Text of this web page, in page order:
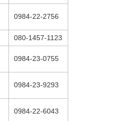
0984-22-2756
080-1457-1123
0984-23-0755
0984-23-9293
0984-22-6043